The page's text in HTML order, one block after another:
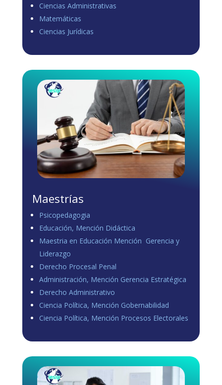
Load more
Ciencias Administrativas
Matemáticas
Ciencias Jurídicas
Maestrías
Psicopedagogia
Educación, Mención Didáctica
Maestria en Educación Mención Gerencia y
Liderazgo
Derecho Procesal Penal
Administración, Mención Gerencia Estratégica
Derecho Administrativo
Ciencia Política, Mención Gobernabilidad
Ciencia Política, Mención Procesos Electorales